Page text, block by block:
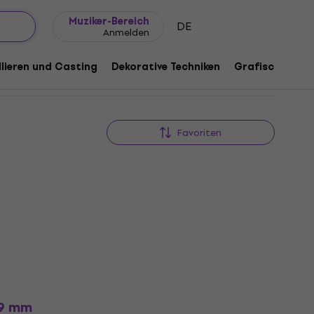
Muziker-Bereich
Anmelden DE
und Casting Dekorative Techniken Grafische
Favoriten
mm